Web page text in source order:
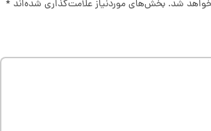
شد. بخش‌های موردنیاز علامت‌گذاری شده‌اند *